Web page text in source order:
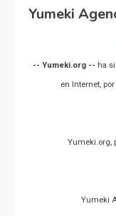
Yumeki
-- Yumeki.org -- ha
en Internet,
Yumeki.org,
Yumeki